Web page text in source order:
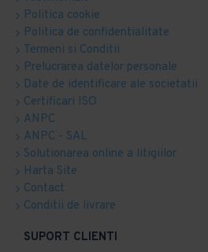
Politica cookie
Politica de confidentialitate
Termeni si Conditii
Prelucrarea datelor personale
Date de identificare ale societatii
Certificari ISO
ANPC
ANPC - SAL
Solutionarea online a litigiilor
Harta Site
Contact
Conditii de livrare
SUPORT CLIENTI